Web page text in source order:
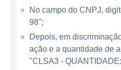
garantindo transações
ambientes de compras
Dentro de sua linha de
No campo do CNPJ,
98";
Depois, em
ação e a quantidade de
"CLSA3 -